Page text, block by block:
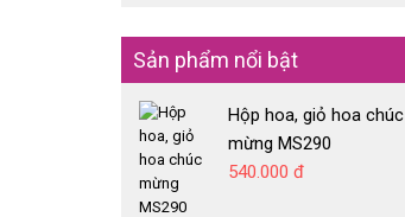
HOA ĐẶC BIỆT
CHẬU CÂY LAN HỒ ĐIỆP GIAO NHANH
GẤU BÔNG
BÁNH GATO
Sản phẩm nổi bật
Hộp hoa, giỏ hoa chúc
mừng MS290
540.000 đ